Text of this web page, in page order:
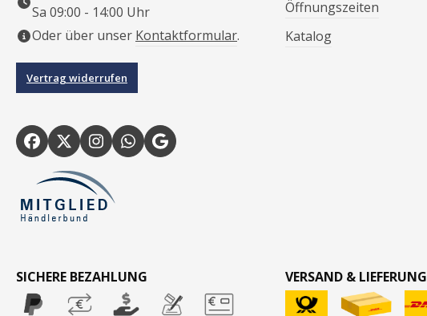
Sa 09:00 - 14:00 Uhr
Oder über unser Kontaktformular.
Vertrag widerrufen
Öffnungszeiten
Katalog
SICHERE BEZAHLUNG VERSAND & LIEFERUNG